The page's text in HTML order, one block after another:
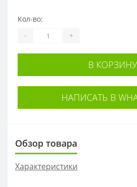
Кол-во:
- +
В КОРЗИНУ
НАПИСАТЬ В
Обзор товара
Характеристики